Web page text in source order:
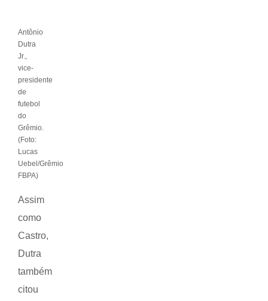
Antônio
Dutra
Jr.,
vice-
presidente
de
futebol
do
Grêmio.
(Foto:
Lucas
Uebel/Grêmio
FBPA)
Assim
como
Castro,
Dutra
também
citou